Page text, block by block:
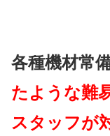
各種機材常
たような難
スタッフが